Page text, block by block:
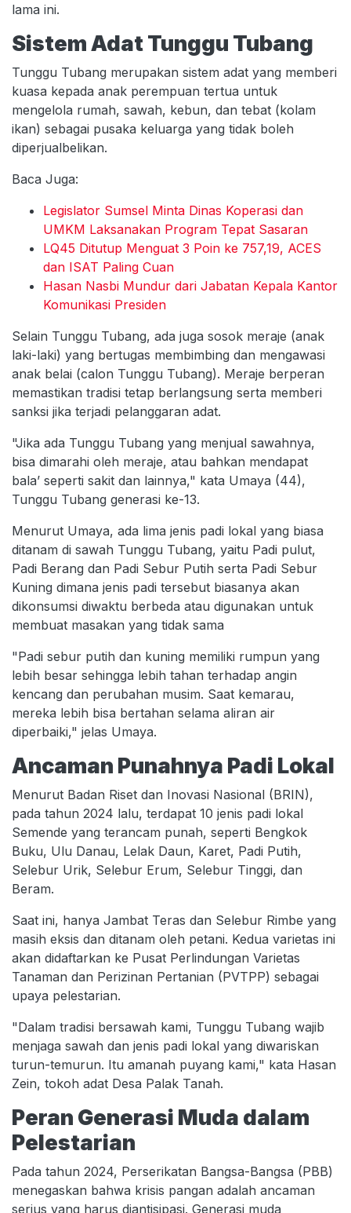
lama ini.
Sistem Adat Tunggu Tubang
Tunggu Tubang merupakan sistem adat yang memberi
kuasa kepada anak perempuan tertua untuk
mengelola rumah, sawah, kebun, dan tebat (kolam
ikan) sebagai pusaka keluarga yang tidak boleh
diperjualbelikan.
Baca Juga:
Legislator Sumsel Minta Dinas Koperasi dan
UMKM Laksanakan Program Tepat Sasaran
LQ45 Ditutup Menguat 3 Poin ke 757,19, ACES
dan ISAT Paling Cuan
Hasan Nasbi Mundur dari Jabatan Kepala Kantor
Komunikasi Presiden
Selain Tunggu Tubang, ada juga sosok meraje (anak
laki-laki) yang bertugas membimbing dan mengawasi
anak belai (calon Tunggu Tubang). Meraje berperan
memastikan tradisi tetap berlangsung serta memberi
sanksi jika terjadi pelanggaran adat.
"Jika ada Tunggu Tubang yang menjual sawahnya,
bisa dimarahi oleh meraje, atau bahkan mendapat
bala’ seperti sakit dan lainnya," kata Umaya (44),
Tunggu Tubang generasi ke-13.
Menurut Umaya, ada lima jenis padi lokal yang biasa
ditanam di sawah Tunggu Tubang, yaitu Padi pulut,
Padi Berang dan Padi Sebur Putih serta Padi Sebur
Kuning dimana jenis padi tersebut biasanya akan
dikonsumsi diwaktu berbeda atau digunakan untuk
membuat masakan yang tidak sama
"Padi sebur putih dan kuning memiliki rumpun yang
lebih besar sehingga lebih tahan terhadap angin
kencang dan perubahan musim. Saat kemarau,
mereka lebih bisa bertahan selama aliran air
diperbaiki," jelas Umaya.
Ancaman Punahnya Padi Lokal
Menurut Badan Riset dan Inovasi Nasional (BRIN),
pada tahun 2024 lalu, terdapat 10 jenis padi lokal
Semende yang terancam punah, seperti Bengkok
Buku, Ulu Danau, Lelak Daun, Karet, Padi Putih,
Selebur Urik, Selebur Erum, Selebur Tinggi, dan
Beram.
Saat ini, hanya Jambat Teras dan Selebur Rimbe yang
masih eksis dan ditanam oleh petani. Kedua varietas ini
akan didaftarkan ke Pusat Perlindungan Varietas
Tanaman dan Perizinan Pertanian (PVTPP) sebagai
upaya pelestarian.
"Dalam tradisi bersawah kami, Tunggu Tubang wajib
menjaga sawah dan jenis padi lokal yang diwariskan
turun-temurun. Itu amanah puyang kami," kata Hasan
Zein, tokoh adat Desa Palak Tanah.
Peran Generasi Muda dalam
Pelestarian
Pada tahun 2024, Perserikatan Bangsa-Bangsa (PBB)
menegaskan bahwa krisis pangan adalah ancaman
serius yang harus diantisipasi. Generasi muda